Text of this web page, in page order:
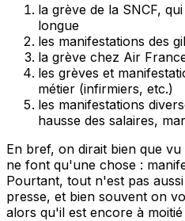
la grève de la SNCF,
longue
les manifestations des
la grève chez Air
les grèves et
métier (infirmiers, etc.)
les manifestations
hausse des salaires,
En bref, on dirait bien que
ne font qu'une chose :
Pourtant, tout n'est pas
presse, et bien souvent on
alors qu'il est encore à